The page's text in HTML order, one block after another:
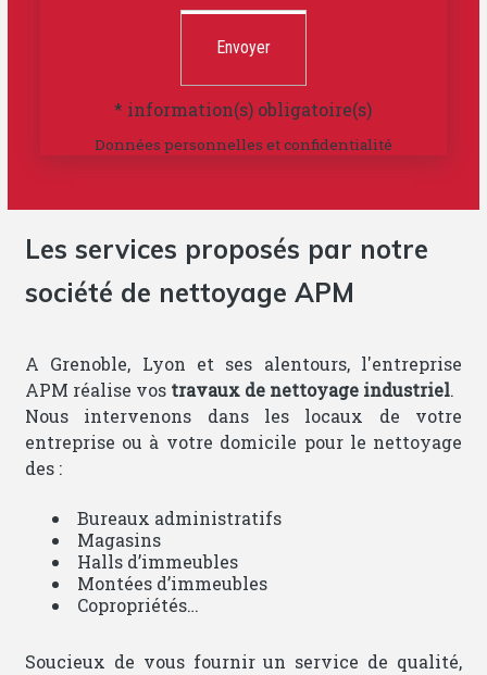
Envoyer
* information(s) obligatoire(s)
Données personnelles et confidentialité
Les services proposés par notre
société de nettoyage APM
A Grenoble, Lyon et ses alentours, l'entreprise
APM réalise vostravaux de nettoyage industriel.
Nous intervenons dans les locaux de votre
entreprise ou à votre domicile pour le nettoyage
des :
Bureaux administratifs
Magasins
Halls d’immeubles
Montées d’immeubles
Copropriétés…
Soucieux de vous fournir un service de qualité,